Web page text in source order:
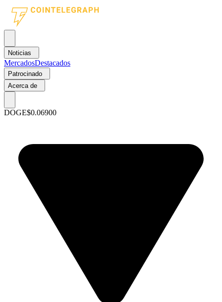
Noticias
MercadosDestacados
Patrocinado
Acerca de
DOGE$0.06900